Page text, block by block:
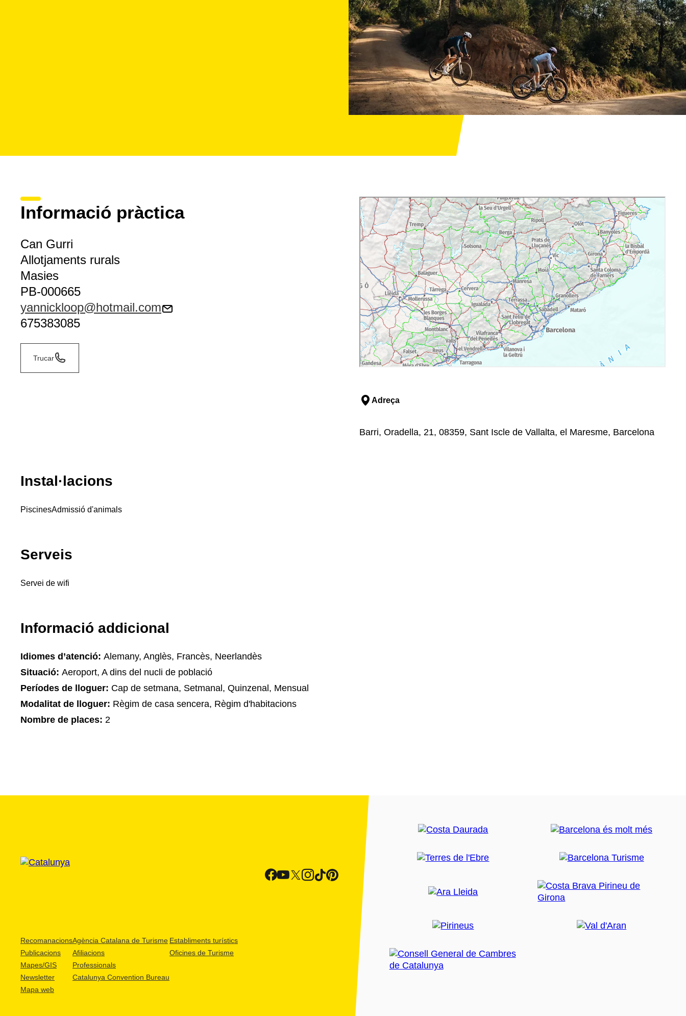
Informació pràctica
Can Gurri
Allotjaments rurals
Masies
PB-000665
yannickloop@hotmail.com
675383085
Trucar
Adreça
Barri, Oradella, 21, 08359, Sant Iscle de Vallalta, el Maresme, Barcelona
Instal·lacions
PiscinesAdmissió d'animals
Serveis
Servei de wifi
Informació addicional
Idiomes d’atenció: Alemany, Anglès, Francès, Neerlandès
Situació: Aeroport, A dins del nucli de població
Períodes de lloguer: Cap de setmana, Setmanal, Quinzenal, Mensual
Modalitat de lloguer: Règim de casa sencera, Règim d'habitacions
Nombre de places: 2
Recomanacions
Publicacions
Mapes/GIS
Newsletter
Mapa web
Agència Catalana de Turisme
Afiliacions
Professionals
Catalunya Convention Bureau
Establiments turístics
Oficines de Turisme